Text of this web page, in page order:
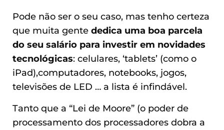
Pode não ser o seu caso, mas tenho certeza
que muita gente dedica uma boa parcela
do seu salário para investir em novidades
tecnológicas: celulares, ‘tablets’ (como o
iPad),computadores, notebooks, jogos,
televisões de LED … a lista é infindável.
Tanto que a “Lei de Moore” (o poder de
processamento dos processadores dobra a